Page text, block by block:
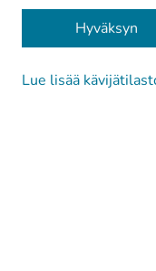
Hyväksyn
Lue lisää
Evästeet